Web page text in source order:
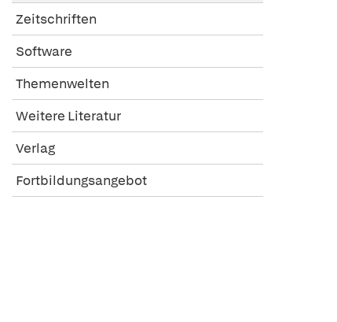
Zeitschriften
Software
Themenwelten
Weitere Literatur
Verlag
Fortbildungsangebot